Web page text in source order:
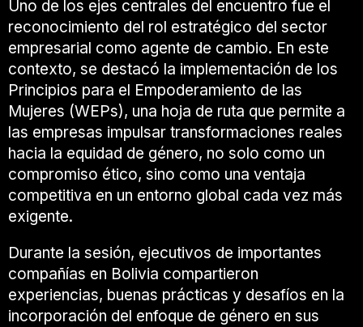
Uno de los ejes centrales del encuentro fue el
reconocimiento del rol estratégico del sector
empresarial como agente de cambio. En este
contexto, se destacó la implementación de los
Principios para el Empoderamiento de las
Mujeres (WEPs), una hoja de ruta que permite a
las empresas impulsar transformaciones reales
hacia la equidad de género, no solo como un
compromiso ético, sino como una ventaja
competitiva en un entorno global cada vez más
exigente.
Durante la sesión, ejecutivos de importantes
compañías en Bolivia compartieron
experiencias, buenas prácticas y desafíos en la
incorporación del enfoque de género en sus